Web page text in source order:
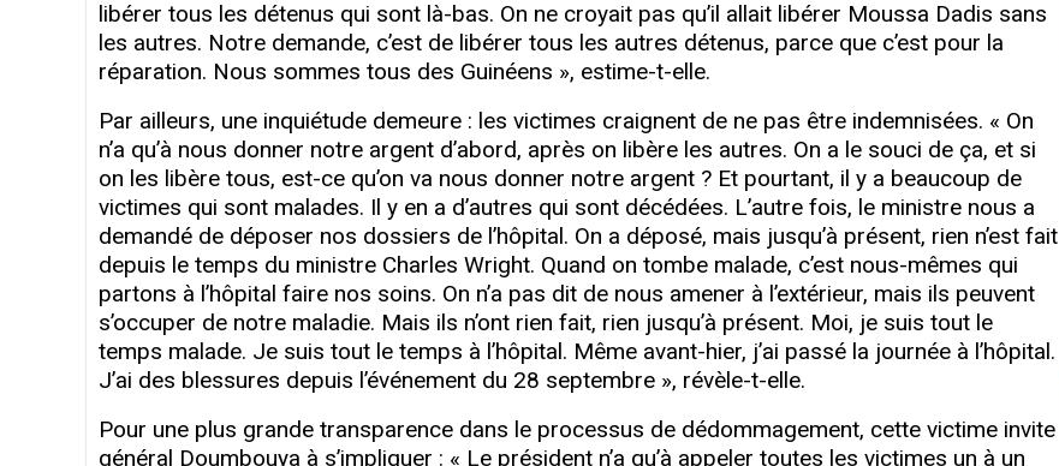
libérer tous les détenus qui sont là-bas. On ne croyait pas qu’il allait libérer Moussa Dadis sans
les autres. Notre demande, c’est de libérer tous les autres détenus, parce que c’est pour la
réparation. Nous sommes tous des Guinéens », estime-t-elle.
Par ailleurs, une inquiétude demeure : les victimes craignent de ne pas être indemnisées. « On
n’a qu’à nous donner notre argent d’abord, après on libère les autres. On a le souci de ça, et si
on les libère tous, est-ce qu’on va nous donner notre argent ? Et pourtant, il y a beaucoup de
victimes qui sont malades. Il y en a d’autres qui sont décédées. L’autre fois, le ministre nous a
demandé de déposer nos dossiers de l’hôpital. On a déposé, mais jusqu’à présent, rien n’est fait
depuis le temps du ministre Charles Wright. Quand on tombe malade, c’est nous-mêmes qui
partons à l’hôpital faire nos soins. On n’a pas dit de nous amener à l’extérieur, mais ils peuvent
s’occuper de notre maladie. Mais ils n’ont rien fait, rien jusqu’à présent. Moi, je suis tout le
temps malade. Je suis tout le temps à l’hôpital. Même avant-hier, j’ai passé la journée à l’hôpital.
J’ai des blessures depuis l’événement du 28 septembre », révèle-t-elle.
Pour une plus grande transparence dans le processus de dédommagement, cette victime invite
général Doumbouya à s’impliquer : « Le président n’a qu’à appeler toutes les victimes un à un